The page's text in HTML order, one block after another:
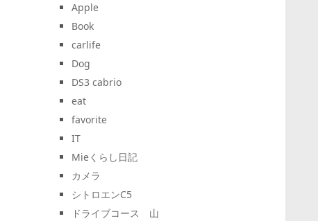
Apple
Book
carlife
Dog
DS3 cabrio
eat
favorite
IT
Mieくらし日記
カメラ
シトロエンC5
ドライブコース 山